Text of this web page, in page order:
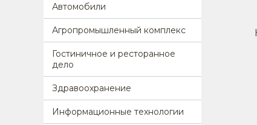
Автомобили
Агропромышленный комплекс
Гостиничное и ресторанное
дело
Здравоохранение
Информационные технологии